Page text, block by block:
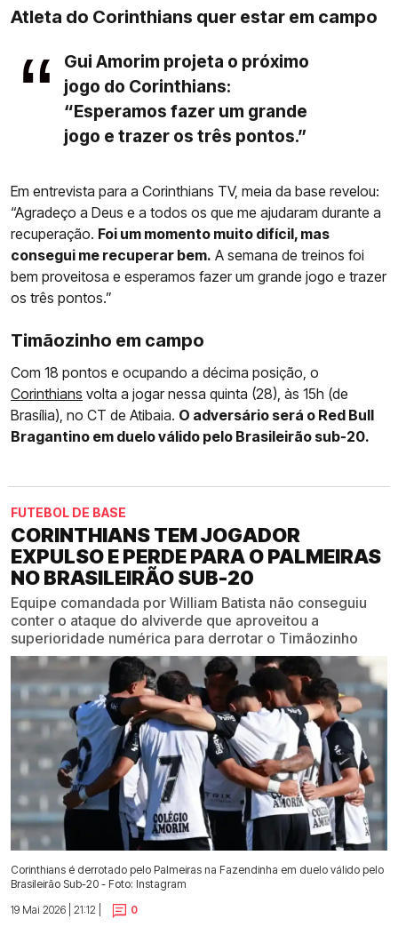
Atleta do Corinthians quer estar em campo
Gui Amorim projeta o próximo
jogo do Corinthians:
“Esperamos fazer um grande
jogo e trazer os três pontos.”
Em entrevista para a Corinthians TV, meia da base revelou:
“Agradeço a Deus e a todos os que me ajudaram durante a
recuperação. Foi um momento muito difícil, mas
consegui me recuperar bem. A semana de treinos foi
bem proveitosa e esperamos fazer um grande jogo e trazer
os três pontos.”
Timãozinho em campo
Com 18 pontos e ocupando a décima posição, o
Corinthians volta a jogar nessa quinta (28), às 15h (de
Brasília), no CT de Atibaia. O adversário será o Red Bull
Bragantino em duelo válido pelo Brasileirão sub-20.
FUTEBOL DE BASE
CORINTHIANS TEM JOGADOR
EXPULSO E PERDE PARA O PALMEIRAS
NO BRASILEIRÃO SUB-20
Equipe comandada por William Batista não conseguiu
conter o ataque do alviverde que aproveitou a
superioridade numérica para derrotar o Timãozinho
Corinthians é derrotado pelo Palmeiras na Fazendinha em duelo válido pelo
Brasileirão Sub-20 - Foto: Instagram
19 Mai 2026 | 21:12 |
0